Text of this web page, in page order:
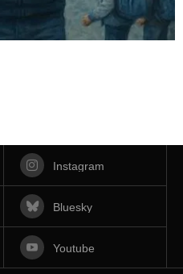
Instagram
Bluesky
Youtube